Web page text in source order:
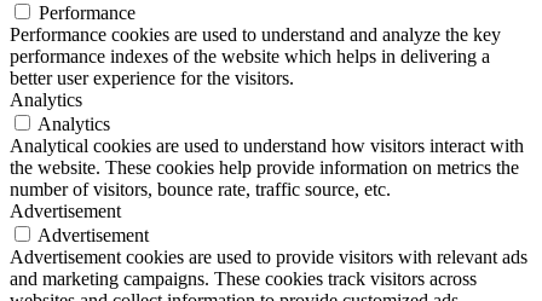
Performance
Performance cookies are used to understand and analyze the key
performance indexes of the website which helps in delivering a
better user experience for the visitors.
Analytics
Analytics
Analytical cookies are used to understand how visitors interact with
the website. These cookies help provide information on metrics the
number of visitors, bounce rate, traffic source, etc.
Advertisement
Advertisement
Advertisement cookies are used to provide visitors with relevant ads
and marketing campaigns. These cookies track visitors across